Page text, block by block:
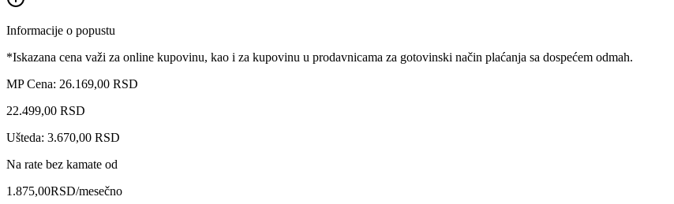
Informacije o popustu
*Iskazana cena važi za online kupovinu, kao i za kupovinu u prodavnicama za gotovinski način plaćanja sa dospećem odmah.
MP Cena: 26.169,00 RSD
22.499,00 RSD
Ušteda: 3.670,00 RSD
Na rate bez kamate od
1.875,00RSD/mesečno